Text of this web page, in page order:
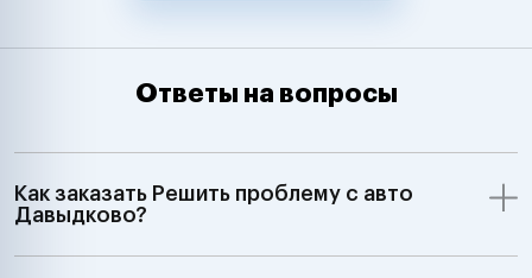
Ответы на вопросы
Как заказать Решить проблему с авто
Давыдково?